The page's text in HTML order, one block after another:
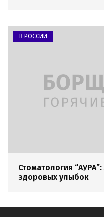
В РОССИИ
Стоматология
здоровых улыбок